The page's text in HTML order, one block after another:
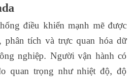
điều khiển mạnh mẽ được
phân tích và trực quan hóa dữ
nghiệp. Người vận hành có
quan trọng như nhiệt độ, độ